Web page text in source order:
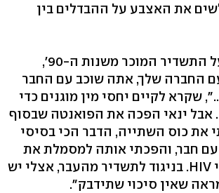
את האצבע על ההבדלים בין
ינאי התבססה על התשדיר המוכר משנות ה-90',
החברה שלך, אתה שוכב עם החבר
שקרא לקיים יחסי מין מוגנים כדי
אבל ינאי הפכה את הפואנטה שבסוף
את כוס השתייה, הדבר הכי בסיסי
עם חבר, והפכתי אותה למסמלת את
היחס כלפי נשאי HIV. בניגוד לתשדיר מהעבר, אצלי יש
שאין סיכוי שתידבק".